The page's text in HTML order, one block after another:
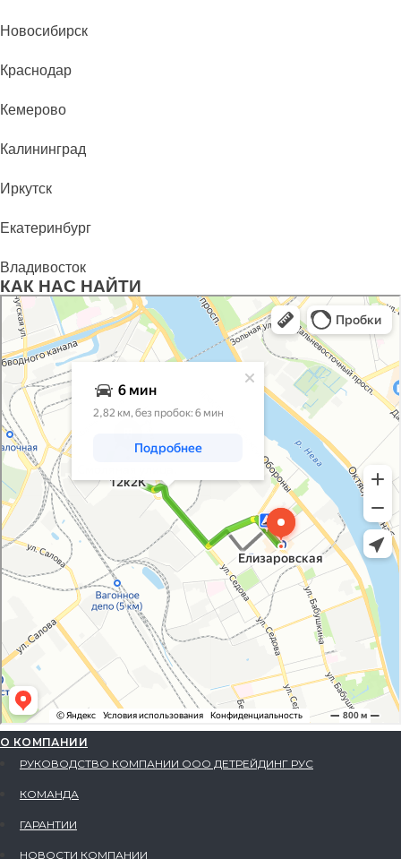
Новосибирск
Краснодар
Кемерово
Калининград
Иркутск
Екатеринбург
Владивосток
КАК НАС НАЙТИ
Санкт‑Петербург
Яндекс Карты
О КОМПАНИИ
РУКОВОДСТВО КОМПАНИИ ООО ДЕТРЕЙДИНГ РУС
КОМАНДА
ГАРАНТИИ
НОВОСТИ КОМПАНИИ